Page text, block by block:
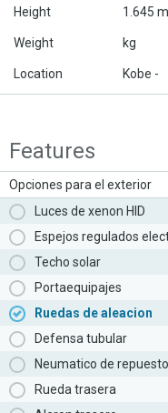
Height 1.645 m
Weight kg
Location Kobe -
Features
Opciones para el exterior
Luces de xenon HID
Espejos regulados
Techo solar
Portaequipajes
Ruedas de aleacion
Defensa tubular
Neumatico de repuesto
Rueda trasera